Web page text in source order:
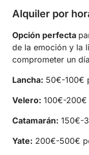
Alquiler por
Opción perfecta
de la emoción y la
comprometer un
Lancha: 50€-100€
Velero: 100€-200€
Catamarán: 150€-
Yate: 200€-500€